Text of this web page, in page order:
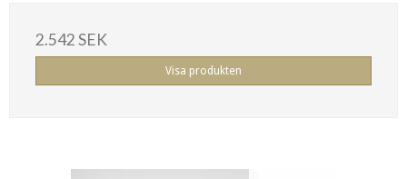
2.542 SEK
Visa produkten